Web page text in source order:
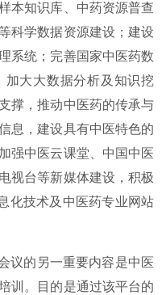
本知识库、中药资源普查
科学数据资源建设；建设
系统；完善国家中医药数
加大大数据分析及知识挖
撑，推动中医药的传承与
息，建设具有中医特色的
强中医云课堂、中国中医
视台等新媒体建设，积极
化技术及中医药专业网站
议的另一重要内容是中医
训。目的是通过该平台的